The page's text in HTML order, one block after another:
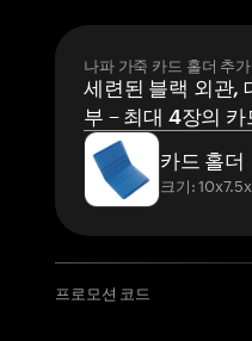
나파 가죽 카드 홀더 추가
세련된 블랙 외관,
부 – 최대 4장의
카드 홀더
크기:
프로모션 코드